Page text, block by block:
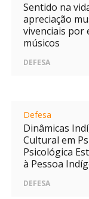
Sentido na
apreciação
vivenciais por
músicos
DEFESA
Defesa
Dinâmicas
Cultural em
Psicológica
à Pessoa
DEFESA